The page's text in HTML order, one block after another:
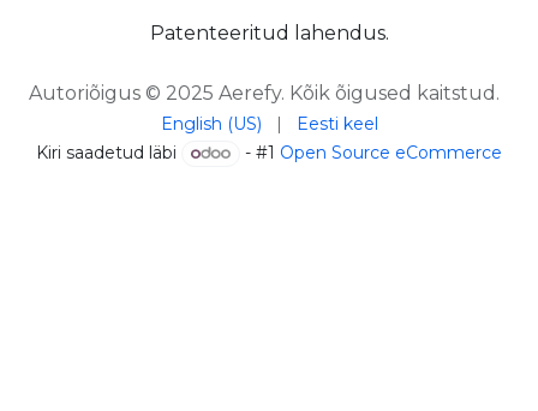
Patenteeritud lahendus.
Autoriõigus © 2025 Aerefy. Kõik õigused kaitstud.
English (US) |
Eesti keel
Kiri saadetud läbi
- #1 Open Source eCommerce